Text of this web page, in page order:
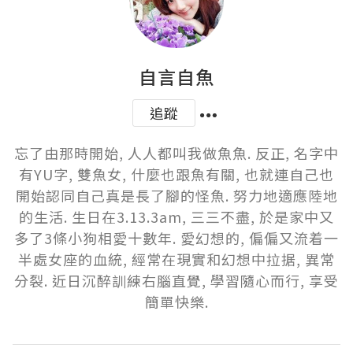
自言自魚
追蹤
忘了由那時開始, 人人都叫我做魚魚. 反正, 名字中
有YU字, 雙魚女, 什麼也跟魚有關, 也就連自己也
開始認同自己真是長了腳的怪魚. 努力地適應陸地
的生活. 生日在3.13.3am, 三三不盡, 於是家中又
多了3條小狗相愛十數年. 愛幻想的, 偏偏又流着一
半處女座的血統, 經常在現實和幻想中拉据, 異常
分裂. 近日沉醉訓練右腦直覺, 學習隨心而行, 享受
簡單快樂.